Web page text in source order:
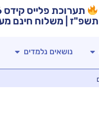
תשפ"ז | משלוח חינם מעל 999 ₪ | מתנות מטורפות בכל
נושאים נלמדים